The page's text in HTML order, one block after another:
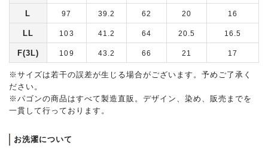
L 97 39.2 62 20 16
LL 103 41.2 64 20.5 16.5
F(3L) 109 43.2 66 21 17
※サイズは若干の誤差が生じる場合がございます。予めご了承く
ださい。
※パゴンの商品はすべて製造直販。デザイン、染め、販売までを
一貫して行っております。
お洗濯について